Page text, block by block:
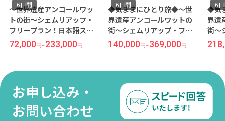
～世界遺産アンコールワッ
トの街～シェムリアップ・
フリープラン！日本語スタ
ッフ常駐で安心！コスパも
立地も抜群な隠れ家ホテル
リゾート＆スパ』宿泊 6日間
用》●受託手荷物20KG込み
6日間
72,000円~233,000円
◆気ままにひとり旅◆～世
界遺産アンコールワットの
街～シェムリアップ・フリ
ープラン！全室プライベー
トバルコニー付きの5ッ星ホ
ク＆リゾート』宿泊 6日間
《成田発／ベトナム航空利
用》
6日間
140,000円~369,000円
◆気
界遺
街～
ープ
在
テル
語送
ト
6
お申し込み・
お問い合わせ